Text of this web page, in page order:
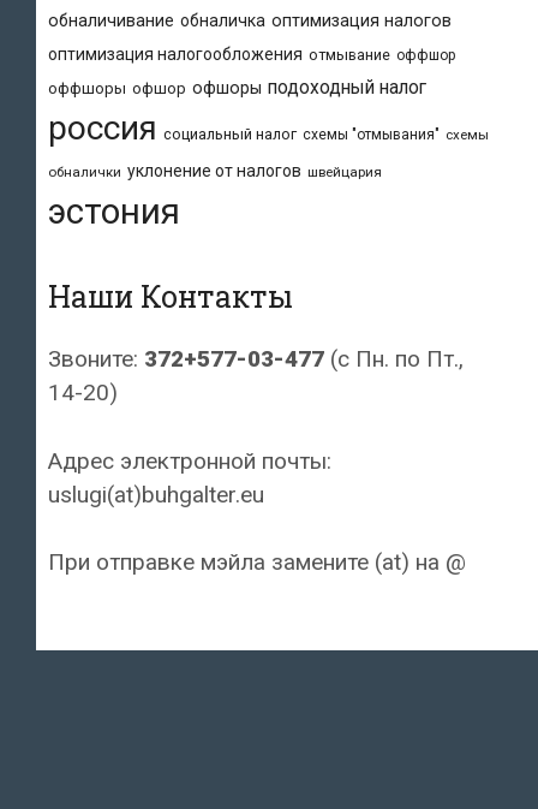
обналичивание обналичка оптимизация налогов
оптимизация налогообложения отмывание оффшор
оффшоры офшор офшоры подоходный налог
россия социальный налог схемы "отмывания" схемы
обналички уклонение от налогов швейцария
эстония
Наши Контакты
Звоните: 372+577-03-477 (с Пн. по Пт.,
14-20)
Адрес электронной почты:
uslugi(at)buhgalter.eu
При отправке мэйла замените (at) на @